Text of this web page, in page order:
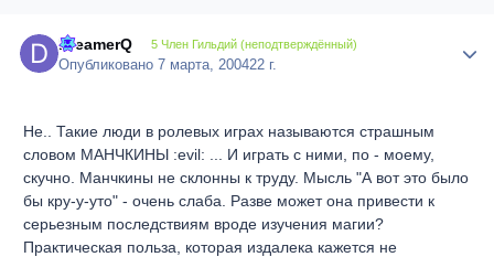
DreamerQ 5 Член Гильдий (неподтверждённый)
Опубликовано7 марта, 200422 г.
Не.. Такие люди в ролевых играх называются страшным
словом МАНЧКИНЫ :evil: ... И играть с ними, по - моему,
скучно. Манчкины не склонны к труду. Мысль "А вот это было
бы кру-у-уто" - очень слаба. Разве может она привести к
серьезным последствиям вроде изучения магии?
Практическая польза, которая издалека кажется не